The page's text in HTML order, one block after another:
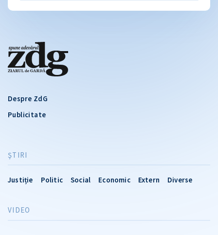
Despre ZdG
Publicitate
ŞTIRI
Justiție Politic Social Economic Extern Diverse
VIDEO